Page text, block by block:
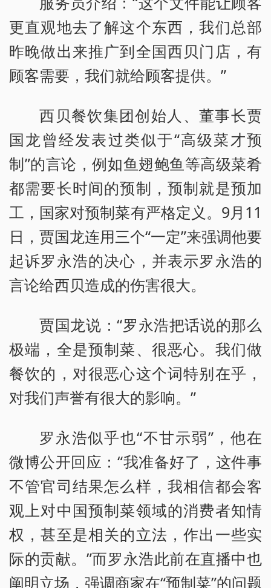
更直观地去了解这个东西，我们总部
昨晚做出来推广到全国西贝门店，有
顾客需要，我们就给顾客提供。”
西贝餐饮集团创始人、董事长贾
国龙曾经发表过类似于“高级菜才预
制”的言论，例如鱼翅鲍鱼等高级菜肴
都需要长时间的预制，预制就是预加
工，国家对预制菜有严格定义。9月11
日，贾国龙连用三个“一定”来强调他要
起诉罗永浩的决心，并表示罗永浩的
言论给西贝造成的伤害很大。
贾国龙说：“罗永浩把话说的那么
极端，全是预制菜、很恶心。我们做
餐饮的，对很恶心这个词特别在乎，
对我们声誉有很大的影响。”
罗永浩似乎也“不甘示弱”，他在
微博公开回应：“我准备好了，这件事
不管官司结果怎么样，我相信都会客
观上对中国预制菜领域的消费者知情
权，甚至是相关的立法，作出一些实
际的贡献。”而罗永浩此前在直播中也
阐明立场，强调商家在“预制菜”的问题